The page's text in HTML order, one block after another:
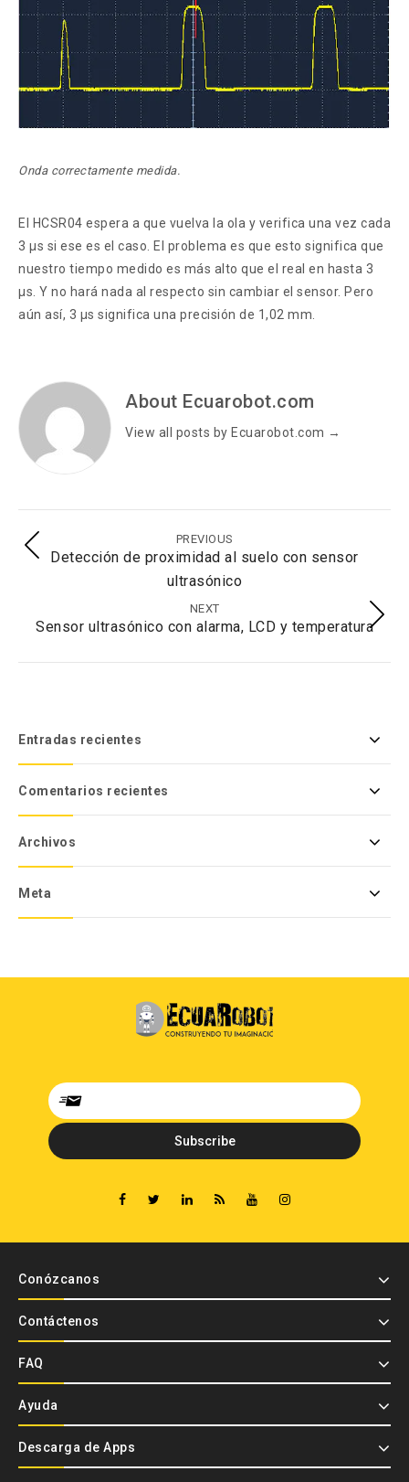
Onda correctamente medida.
El HCSR04 espera a que vuelva la ola y verifica una vez cada
3 µs si ese es el caso. El problema es que esto significa que
nuestro tiempo medido es más alto que el real en hasta 3
µs. Y no hará nada al respecto sin cambiar el sensor. Pero
aún así, 3 µs significa una precisión de 1,02 mm.
About Ecuarobot.com
View all posts by Ecuarobot.com →
PREVIOUS
Detección de proximidad al suelo con sensor
ultrasónico
NEXT
Sensor ultrasónico con alarma, LCD y temperatura
Entradas recientes
Comentarios recientes
Archivos
Meta
Conózcanos
Contáctenos
FAQ
Ayuda
Descarga de Apps